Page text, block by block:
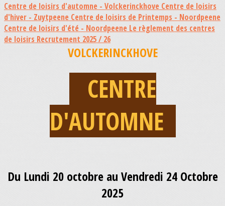
Centre de loisirs d'automne - Volckerinckhove Centre de loisirs
d'hiver - Zuytpeene Centre de loisirs de Printemps - Noordpeene
Centre de loisirs d'été - Noordpeene Le règlement des centres
de loisirs Recrutement 2025 / 26
VOLCKERINCKHOVE
CENTRE
D'AUTOMNE
Du Lundi 20 octobre au Vendredi 24 Octobre
2025